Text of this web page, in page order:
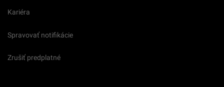
Kariéra
Spravovať notifikácie
Zrušiť predplatné